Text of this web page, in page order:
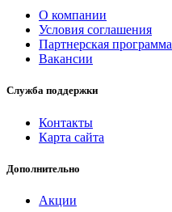
О компании
Условия соглашения
Партнерская программа
Вакансии
Служба поддержки
Контакты
Карта сайта
Дополнительно
Акции